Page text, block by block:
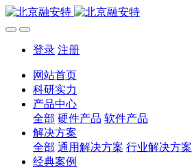
登录 注册
网站首页
科研实力
产品中心
全部 硬件产品 软件产品
解决方案
全部 通用解决方案 行业解决方案
经典案例